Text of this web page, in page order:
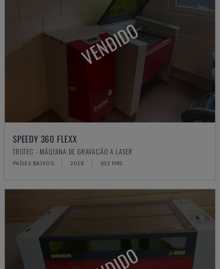
VENDIDO
SPEEDY 360 FLEXX
TROTEC - MÁQUINA DE GRAVAÇÃO A LASER
PAÍSES BAIXOS 2018 632 HRS